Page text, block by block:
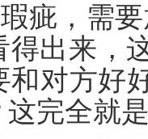
疵，需
得出来，
和对方好
完全就